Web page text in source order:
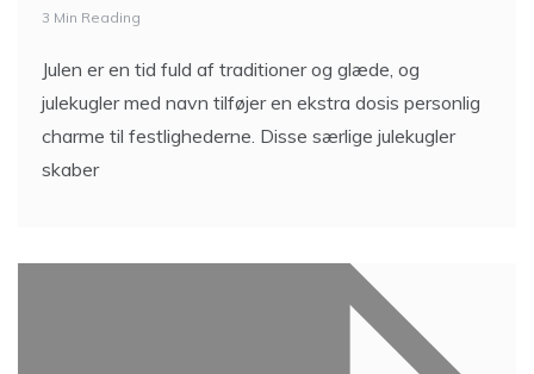
3 Min Reading
Julen er en tid fuld af traditioner og glæde, og
julekugler med navn tilføjer en ekstra dosis personlig
charme til festlighederne. Disse særlige julekugler
skaber